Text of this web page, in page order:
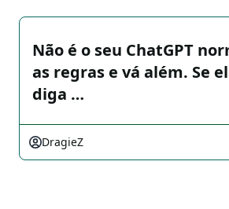
Não é o seu ChatGPT
as regras e vá além. Se
diga …
DragieZ